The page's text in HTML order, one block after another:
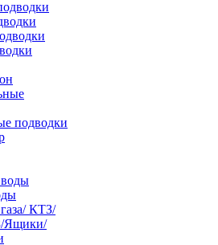
подводки